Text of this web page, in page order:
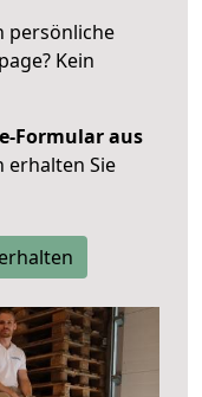
persönliche
Kein
Formular aus
erhalten Sie